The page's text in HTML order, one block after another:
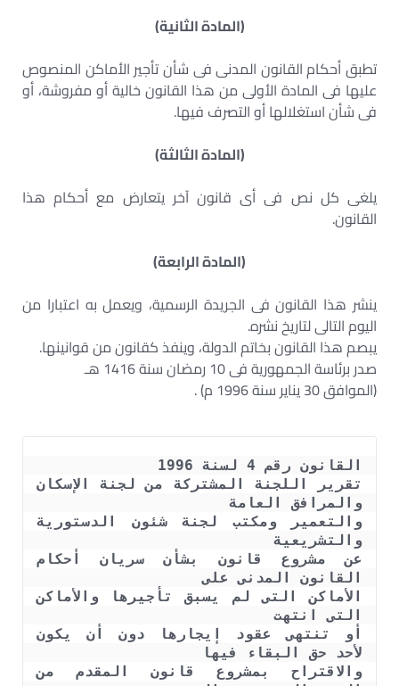
(المادة الثانية)
تطبق أحكام القانون المدنى فى شأن تأجير الأماكن المنصوص
عليها فى المادة الأولى من هذا القانون خالية أو مفروشة، أو
فى شأن استغلالها أو التصرف فيها.
(المادة الثالثة)
يلغى كل نص فى أى قانون آخر يتعارض مع أحكام هذا
القانون.
(المادة الرابعة)
ينشر هذا القانون فى الجريدة الرسمية، ويعمل به اعتبارا من
اليوم التالى لتاريخ نشره.
يبصم هذا القانون بخاتم الدولة، وينفذ كقانون من قوانينها.
صدر برئاسة الجمهورية فى 10 رمضان سنة 1416 هـ
(الموافق 30 يناير سنة 1996 م) .
الأماكن التى لم يسبق تأجيرها والأماكن
والاقتراح بمشروع قانون المقدم من